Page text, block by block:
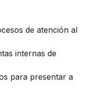
de atención al
internas de
para presentar a